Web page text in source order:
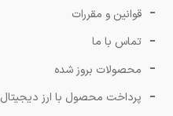
قوانین و مقررات
تماس با ما
محصولات بروز شده
پرداخت محصول با ارز دیجیتال